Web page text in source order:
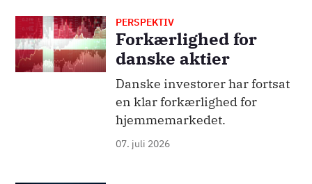
Billede PERSPEKTIV
Forkærlighed for
danske aktier
Danske investorer har fortsat
en klar forkærlighed for
hjemmemarkedet.
07. juli 2026